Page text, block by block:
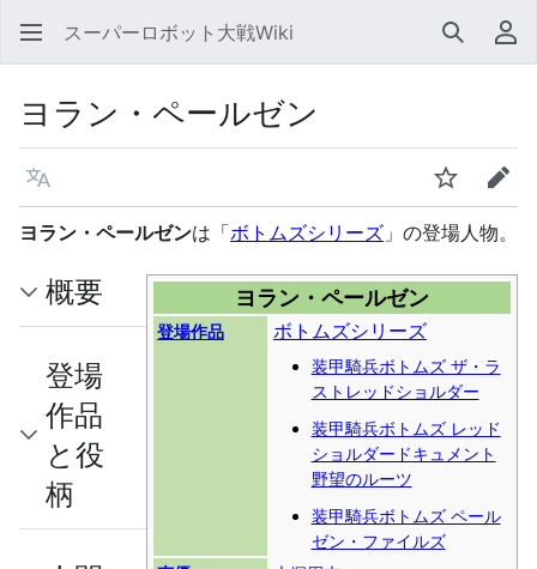
スーパーロボット大戦Wiki 検索 利
ヨラン・ペールゼン
言語 ウォッチ編集
ヨラン・ペールゼンは「ボトムズシリーズ 」の登場人物。
ヨラン・ペールゼン
登場作品 ボトムズシリーズ
装甲騎兵ボトムズ ザ・ラ
ストレッドショルダー
装甲騎兵ボトムズ レッド
ショルダードキュメント
野望のルーツ
装甲騎兵ボトムズ ペール
ゼン・ファイルズ
概要
登場
作品
と役
柄